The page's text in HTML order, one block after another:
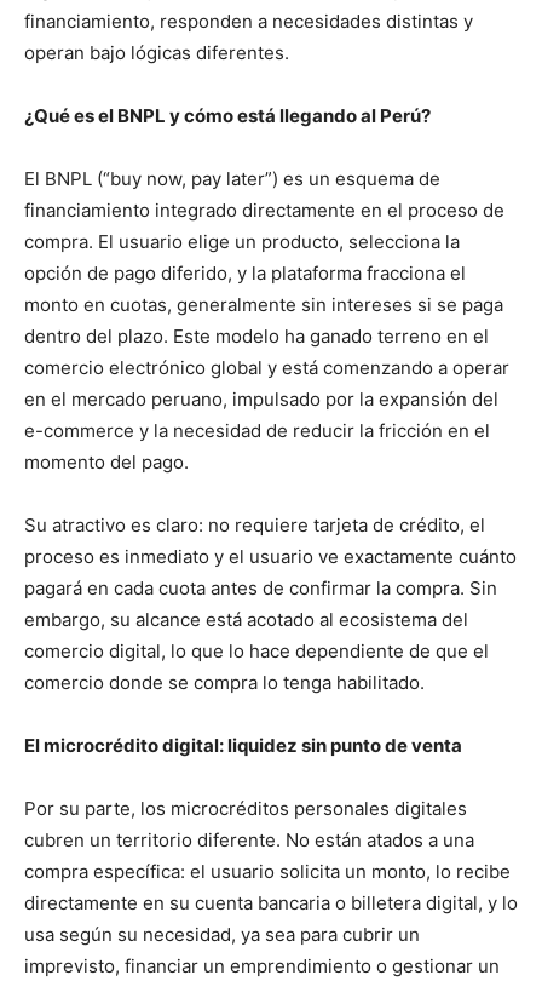
financiamiento, responden a necesidades distintas y
operan bajo lógicas diferentes.
¿Qué es el BNPL y cómo está llegando al Perú?
El BNPL (“buy now, pay later”) es un esquema de
financiamiento integrado directamente en el proceso de
compra. El usuario elige un producto, selecciona la
opción de pago diferido, y la plataforma fracciona el
monto en cuotas, generalmente sin intereses si se paga
dentro del plazo. Este modelo ha ganado terreno en el
comercio electrónico global y está comenzando a operar
en el mercado peruano, impulsado por la expansión del
e-commerce y la necesidad de reducir la fricción en el
momento del pago.
Su atractivo es claro: no requiere tarjeta de crédito, el
proceso es inmediato y el usuario ve exactamente cuánto
pagará en cada cuota antes de confirmar la compra. Sin
embargo, su alcance está acotado al ecosistema del
comercio digital, lo que lo hace dependiente de que el
comercio donde se compra lo tenga habilitado.
El microcrédito digital: liquidez sin punto de venta
Por su parte, los microcréditos personales digitales
cubren un territorio diferente. No están atados a una
compra específica: el usuario solicita un monto, lo recibe
directamente en su cuenta bancaria o billetera digital, y lo
usa según su necesidad, ya sea para cubrir un
imprevisto, financiar un emprendimiento o gestionar un